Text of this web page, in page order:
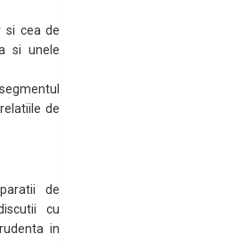
si cea de
si unele
de
de
cu
in